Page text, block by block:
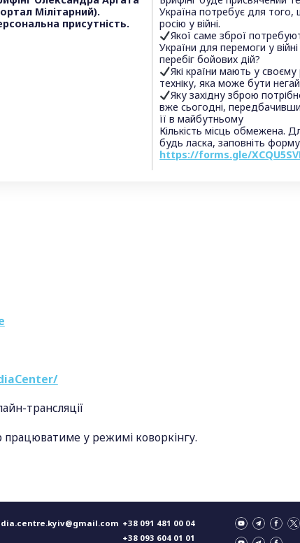
Мілітарний).
присутність.
Україна потребує для
росію у війні.
Якої саме зброї
України для перемоги у
перебіг бойових дій?
Які країни мають у
техніку, яка може бути
Яку західну зброю
вже сьогодні,
її в майбутньому
Кількість місць обмежена.
будь ласка, заповніть
https://forms.gle/
трансляції
працюватиме у режимі коворкінгу.
+38 091 481 00 04
+38 093 604 01 01